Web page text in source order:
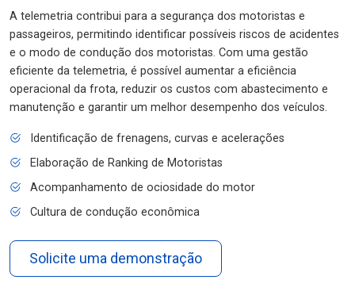
A telemetria contribui para a segurança dos motoristas e
passageiros, permitindo identificar possíveis riscos de acidentes
e o modo de condução dos motoristas. Com uma gestão
eficiente da telemetria, é possível aumentar a eficiência
operacional da frota, reduzir os custos com abastecimento e
manutenção e garantir um melhor desempenho dos veículos.
Identificação de frenagens, curvas e acelerações
Elaboração de Ranking de Motoristas
Acompanhamento de ociosidade do motor
Cultura de condução econômica
Solicite uma demonstração